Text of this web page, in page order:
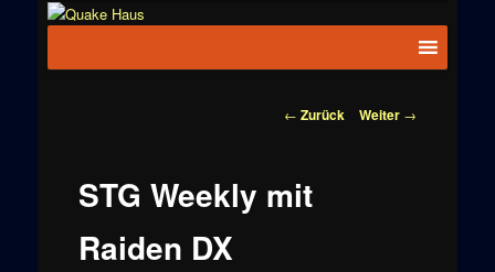
News zu
Beitragsnavigation
← Zurück Weiter →
STG Weekly mit
Raiden DX